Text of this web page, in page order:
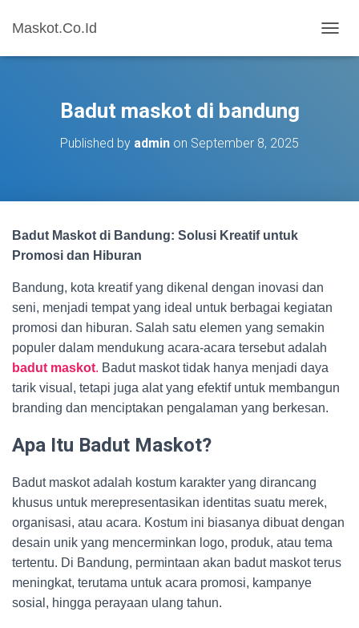
Maskot.Co.Id
O
Badut maskot di bandung
Published by admin on September 8, 2025
Badut Maskot di Bandung: Solusi Kreatif untuk
Promosi dan Hiburan
Bandung, kota kreatif yang dikenal dengan inovasi dan
seni, menjadi tempat yang ideal untuk berbagai kegiatan
promosi dan hiburan. Salah satu elemen yang semakin
populer dalam mendukung acara-acara tersebut adalah
badut maskot. Badut maskot tidak hanya menjadi daya
tarik visual, tetapi juga alat yang efektif untuk membangun
branding dan menciptakan pengalaman yang berkesan.
Apa Itu Badut Maskot?
Badut maskot adalah kostum karakter yang dirancang
khusus untuk merepresentasikan identitas suatu merek,
organisasi, atau acara. Kostum ini biasanya dibuat dengan
desain unik yang mencerminkan logo, produk, atau tema
tertentu. Di Bandung, permintaan akan badut maskot terus
meningkat, terutama untuk acara promosi, kampanye
sosial, hingga perayaan ulang tahun.